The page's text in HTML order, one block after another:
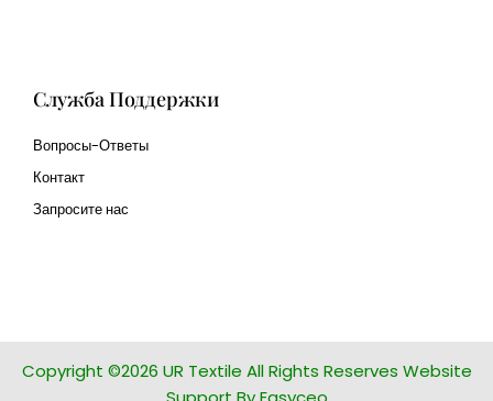
Служба Поддержки
Вопросы-Ответы
Контакт
Запросите нас
Copyright ©2026 UR Textile All Rights Reserves Website